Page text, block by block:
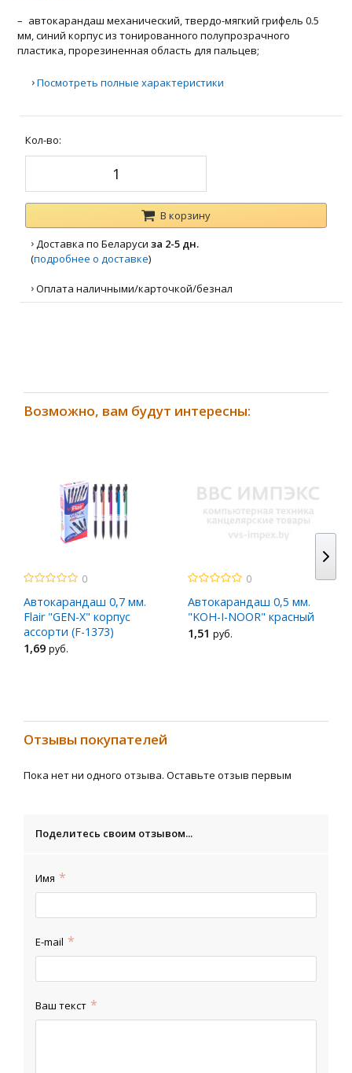
автокарандаш механический, твердо-мягкий грифель 0.5
мм, синий корпус из тонированного полупрозрачного
пластика, прорезиненная область для пальцев;
›Посмотреть полные характеристики
Кол-во:
В корзину
›Доставка по Беларуси за 2-5 дн.
(подробнее о доставке)
›Оплата наличными/карточкой/безнал
Возможно, вам будут интересны:
0
Автокарандаш 0,7 мм.
Flair "GEN-X" корпус
ассорти (F-1373)
1,69 руб.
0
Автокарандаш 0,5 мм.
"KOH-I-NOOR" красный
1,51 руб.
Отзывы покупателей
Пока нет ни одного отзыва. Оставьте отзыв первым
Поделитесь своим отзывом...
Имя
E-mail
Ваш текст